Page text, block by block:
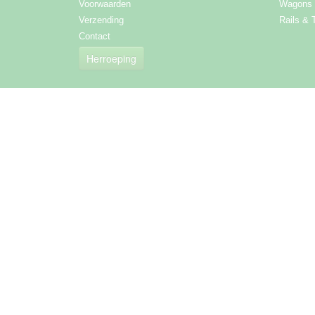
Voorwaarden
Verzending
Contact
Herroeping
Wagons
Rails &